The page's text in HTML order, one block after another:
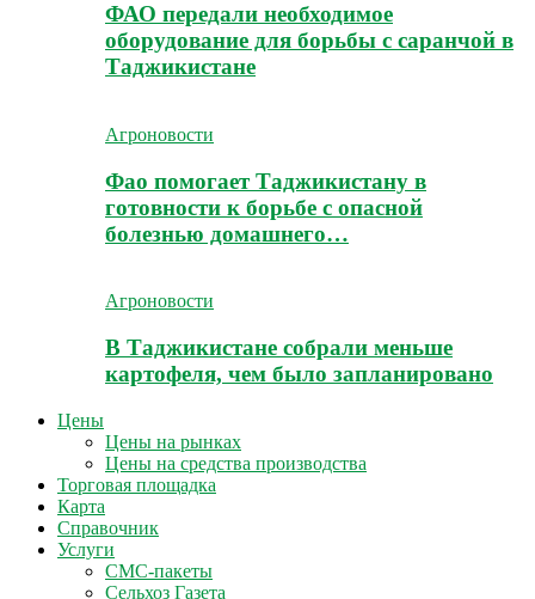
ФАО передали необходимое
оборудование для борьбы с саранчой в
Таджикистане
Агроновости
Фао помогает Таджикистану в
готовности к борьбе с опасной
болезнью домашнего…
Агроновости
В Таджикистане собрали меньше
картофеля, чем было запланировано
Цены
Цены на рынках
Цены на средства производства
Торговая площадка
Карта
Справочник
Услуги
СМС-пакеты
Сельхоз Газета